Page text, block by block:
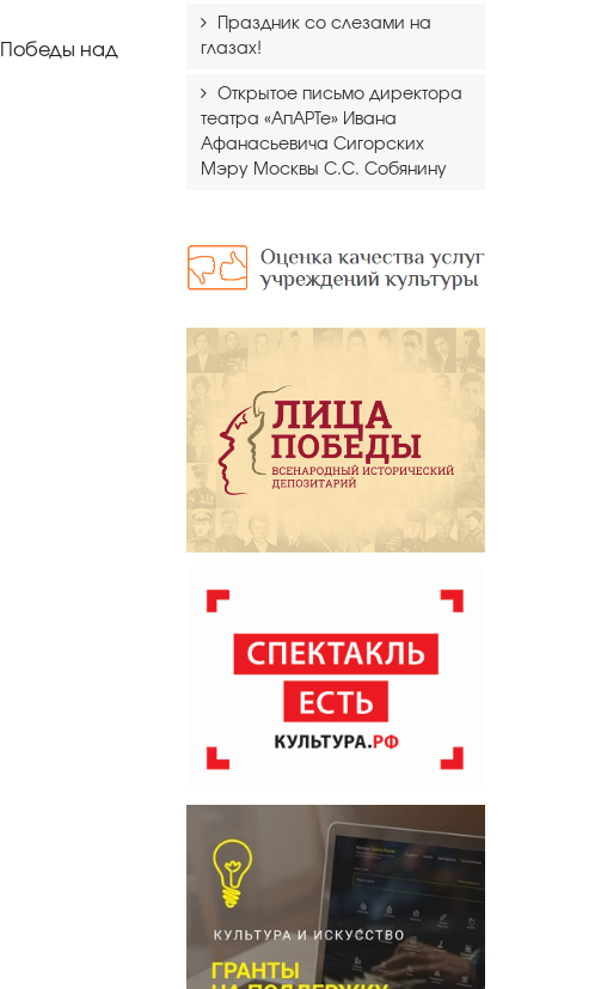
Победы над
Праздник со слезами на
глазах!
Открытое письмо директора
театра «АпАРТе» Ивана
Афанасьевича Сигорских
Мэру Москвы С.С. Собянину